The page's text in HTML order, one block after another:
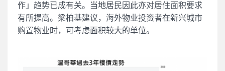
作」趋势已成有关。当地居民因此亦对居住面积要求
有所提高。梁柏基建议，海外物业投资者在新兴城市
购置物业时，可考虑面积较大的单位。